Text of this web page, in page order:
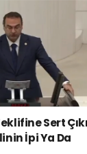
Sert
İpi Ya Da